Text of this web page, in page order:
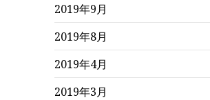
2019年9月
2019年8月
2019年4月
2019年3月